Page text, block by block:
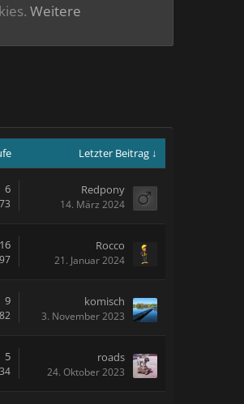
Weitere
Letzter Beitrag ↓
6 Redpony
14. März 2024
16 Rocco
21. Januar 2024
9 komisch
3. November 2023
5 roads
24. Oktober 2023